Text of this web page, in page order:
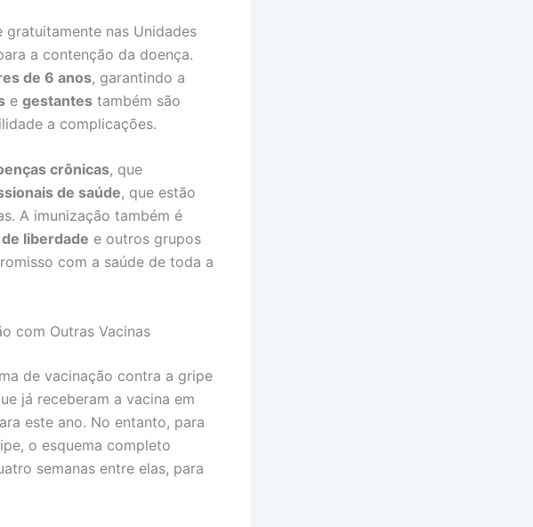
nas Unidades
a contenção da doença.
de 6 anos, garantindo a
e gestantes também são
a complicações.
crônicas, que
de saúde, que estão
A imunização também é
liberdade e outros grupos
com a saúde de toda a
com Outras Vacinas
de vacinação contra a gripe
já receberam a vacina em
este ano. No entanto, para
o esquema completo
semanas entre elas, para